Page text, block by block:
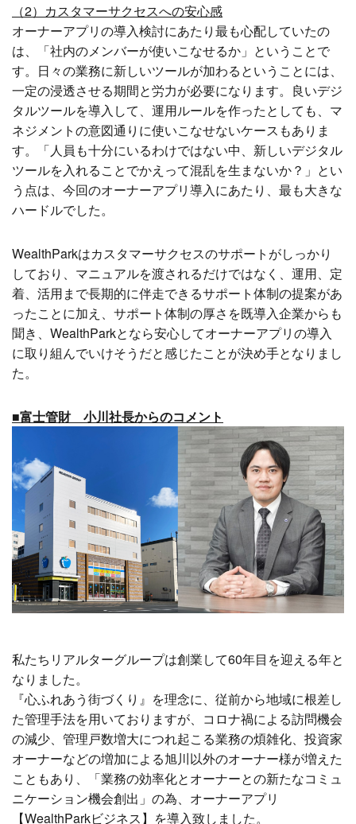
（2）カスタマーサクセスへの安心感
オーナーアプリの導入検討にあたり最も心配していたの
は、「社内のメンバーが使いこなせるか」ということで
す。日々の業務に新しいツールが加わるということには、
一定の浸透させる期間と労力が必要になります。良いデジ
タルツールを導入して、運用ルールを作ったとしても、マ
ネジメントの意図通りに使いこなせないケースもありま
す。「人員も十分にいるわけではない中、新しいデジタル
ツールを入れることでかえって混乱を生まないか？」とい
う点は、今回のオーナーアプリ導入にあたり、最も大きな
ハードルでした。
WealthParkはカスタマーサクセスのサポートがしっかり
しており、マニュアルを渡されるだけではなく、運用、定
着、活用まで長期的に伴走できるサポート体制の提案があ
ったことに加え、サポート体制の厚さを既導入企業からも
聞き、WealthParkとなら安心してオーナーアプリの導入
に取り組んでいけそうだと感じたことが決め手となりまし
た。
■富士管財 小川社長からのコメント
私たちリアルターグループは創業して60年目を迎える年と
なりました。
『心ふれあう街づくり』を理念に、従前から地域に根差し
た管理手法を用いておりますが、コロナ禍による訪問機会
の減少、管理戸数増大につれ起こる業務の煩雑化、投資家
オーナーなどの増加による旭川以外のオーナー様が増えた
こともあり、「業務の効率化とオーナーとの新たなコミュ
ニケーション機会創出」の為、オーナーアプリ
【WealthParkビジネス】を導入致しました。